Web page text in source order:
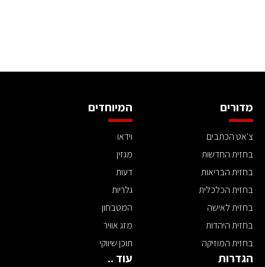
מדורים
צ'אט הכתבים
בחזית החדשות
בחזית הבריאות
בחזית הכלכלית
בחזית לאישה
בחזית היהדות
בחזית המוזיקה
המיוחדים
וידאו
מגזין
דעות
גלריות
המטבחון
מזג אוויר
תוכן שיווקי
הגדרות עוד ..